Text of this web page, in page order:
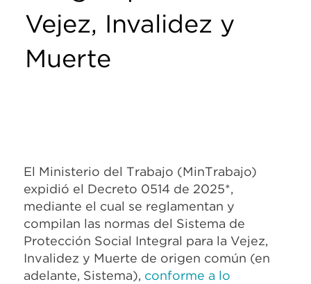
Vejez, Invalidez y
Muerte
El Ministerio del Trabajo (MinTrabajo)
expidió el Decreto 0514 de 2025*,
mediante el cual se reglamentan y
compilan las normas del Sistema de
Protección Social Integral para la Vejez,
Invalidez y Muerte de origen común (en
adelante, Sistema), conforme a lo